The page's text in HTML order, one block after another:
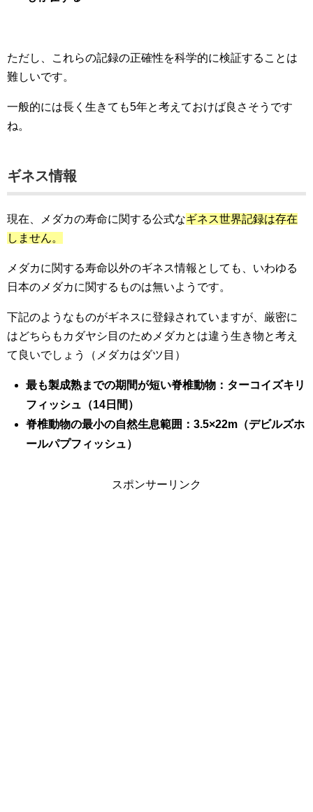
ただし、これらの記録の正確性を科学的に検証することは
難しいです。
一般的には長く生きても5年と考えておけば良さそうです
ね。
ギネス情報
現在、メダカの寿命に関する公式なギネス世界記録は存在
しません。
メダカに関する寿命以外のギネス情報としても、いわゆる
日本のメダカに関するものは無いようです。
下記のようなものがギネスに登録されていますが、厳密に
はどちらもカダヤシ目のためメダカとは違う生き物と考え
て良いでしょう（メダカはダツ目）
最も製成熟までの期間が短い脊椎動物：ターコイズキリ
フィッシュ（14日間）
脊椎動物の最小の自然生息範囲：3.5×22m（デビルズホ
ールパプフィッシュ）
スポンサーリンク